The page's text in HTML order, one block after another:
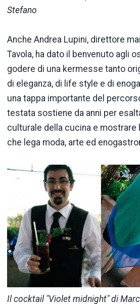
Stefano
Anche Andrea Lupini, direttore
Tavola, ha dato il benvenuto agli
godere di una kermesse tanto
di eleganza, di life style e di
una tappa importante del
testata sostiene da anni per
culturale della cucina e mostrare
che lega moda, arte ed
Il cocktail "Violet midnight" di